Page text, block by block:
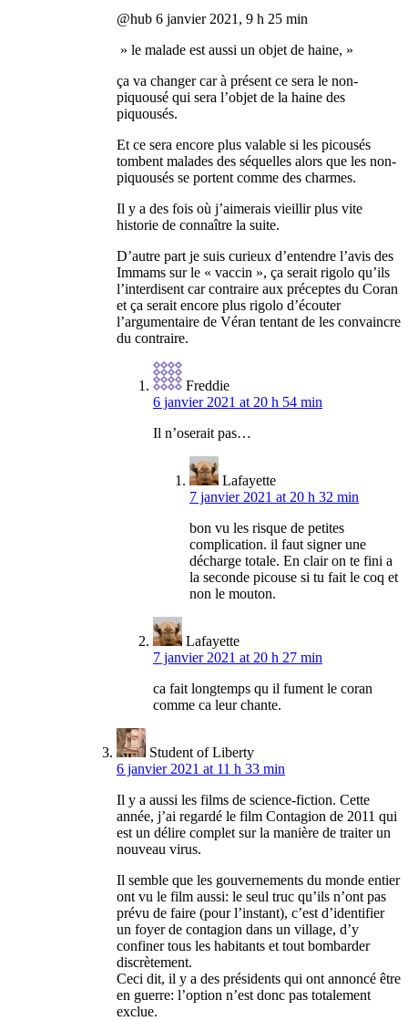
@hub 6 janvier 2021, 9 h 25 min
» le malade est aussi un objet de haine, »
ça va changer car à présent ce sera le non-
piquousé qui sera l’objet de la haine des
piquousés.
Et ce sera encore plus valable si les picousés
tombent malades des séquelles alors que les non-
piquousés se portent comme des charmes.
Il y a des fois où j’aimerais vieillir plus vite
historie de connaître la suite.
D’autre part je suis curieux d’entendre l’avis des
Immams sur le « vaccin », ça serait rigolo qu’ils
l’interdisent car contraire aux préceptes du Coran
et ça serait encore plus rigolo d’écouter
l’argumentaire de Véran tentant de les convaincre
du contraire.
Freddie
6 janvier 2021 at 20 h 54 min
Il n’oserait pas…
Lafayette
7 janvier 2021 at 20 h 32 min
bon vu les risque de petites
complication. il faut signer une
décharge totale. En clair on te fini a
la seconde picouse si tu fait le coq et
non le mouton.
Lafayette
7 janvier 2021 at 20 h 27 min
ca fait longtemps qu il fument le coran
comme ca leur chante.
Student of Liberty
6 janvier 2021 at 11 h 33 min
Il y a aussi les films de science-fiction. Cette
année, j’ai regardé le film Contagion de 2011 qui
est un délire complet sur la manière de traiter un
nouveau virus.
Il semble que les gouvernements du monde entier
ont vu le film aussi: le seul truc qu’ils n’ont pas
prévu de faire (pour l’instant), c’est d’identifier
un foyer de contagion dans un village, d’y
confiner tous les habitants et tout bombarder
discrètement.
Ceci dit, il y a des présidents qui ont annoncé être
en guerre: l’option n’est donc pas totalement
exclue.